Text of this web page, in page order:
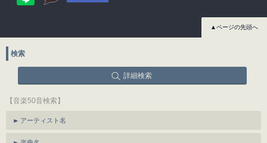
▲ページの先頭へ
検索
詳細検索
【音楽50音検索】
アーティスト名